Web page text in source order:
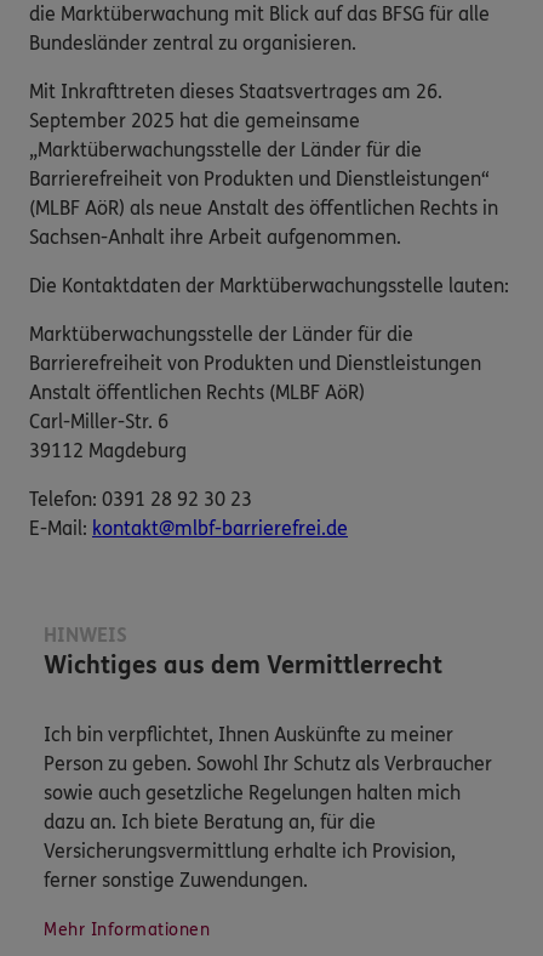
die Marktüberwachung mit Blick auf das BFSG für alle
Bundesländer zentral zu organisieren.
Mit Inkrafttreten dieses Staatsvertrages am 26.
September 2025 hat die gemeinsame
„Marktüberwachungsstelle der Länder für die
Barrierefreiheit von Produkten und Dienstleistungen“
(MLBF AöR) als neue Anstalt des öffentlichen Rechts in
Sachsen-Anhalt ihre Arbeit aufgenommen.
Die Kontaktdaten der Marktüberwachungsstelle lauten:
Marktüberwachungsstelle der Länder für die
Barrierefreiheit von Produkten und Dienstleistungen
Anstalt öffentlichen Rechts (MLBF AöR)
Carl-Miller-Str. 6
39112 Magdeburg
Telefon: 0391 28 92 30 23
E-​Mail: kontakt@mlbf-barrierefrei.de
HINWEIS
Wichtiges aus dem Vermittlerrecht
Ich bin verpflichtet, Ihnen Auskünfte zu meiner
Person zu geben. Sowohl Ihr Schutz als Verbraucher
sowie auch gesetzliche Regelungen halten mich
dazu an. Ich biete Beratung an, für die
Versicherungsvermittlung erhalte ich Provision,
ferner sonstige Zuwendungen.
Mehr Informationen